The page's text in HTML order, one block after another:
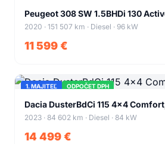
+38
Peugeot 308 SW 1.5BHDi 130
2020 · 151 507 km · Diesel · 96 kW
11 599 €
1. MAJITEĽ ODPOČET DPH
+31
Dacia DusterBdCi 115 4x4
2023 · 84 602 km · Diesel · 84 kW
14 499 €